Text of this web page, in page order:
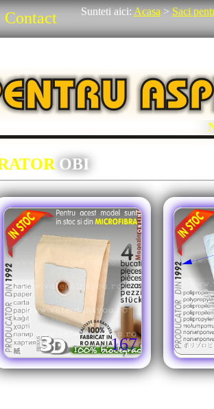
Contact Sunteti aici: Acasa > Saci
Nu
OBI
167